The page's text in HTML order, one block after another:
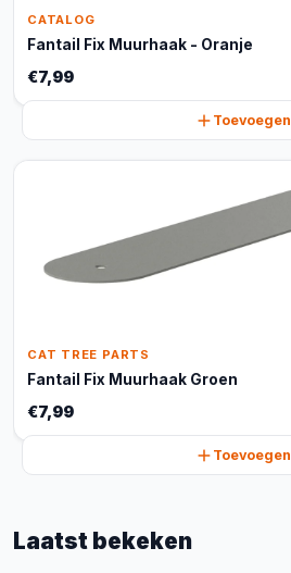
CATALOG
Fantail Fix Muurhaak - Oranje
€7,99
Toevoegen
CAT TREE PARTS
Fantail Fix Muurhaak Groen
€7,99
Toevoegen
Laatst bekeken